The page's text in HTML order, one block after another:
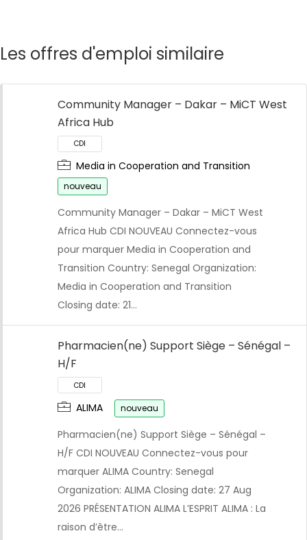
Les offres d'emploi similaire
Community Manager – Dakar – MiCT West
Africa Hub
Media in Cooperation and Transition
nouveau
Community Manager – Dakar – MiCT West
Africa Hub CDI NOUVEAU Connectez-vous
pour marquer Media in Cooperation and
Transition Country: Senegal Organization:
Media in Cooperation and Transition
Closing date: 21…
Pharmacien(ne) Support Siège – Sénégal –
H/F
ALIMA nouveau
Pharmacien(ne) Support Siège – Sénégal –
H/F CDI NOUVEAU Connectez-vous pour
marquer ALIMA Country: Senegal
Organization: ALIMA Closing date: 27 Aug
2026 PRÉSENTATION ALIMA L’ESPRIT ALIMA : La
raison d’être…